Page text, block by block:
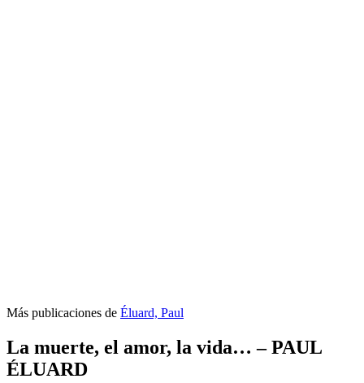
Más publicaciones de Éluard, Paul
La muerte, el amor, la vida… – PAUL
ÉLUARD